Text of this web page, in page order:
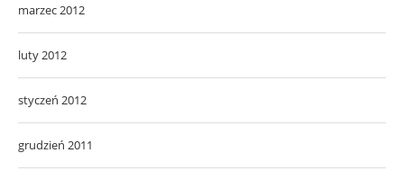
marzec 2012
luty 2012
styczeń 2012
grudzień 2011